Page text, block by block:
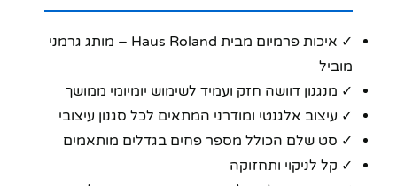
✓ איכות פרמיום מבית Haus Roland – מותג גרמני
מוביל
✓ מנגנון דוושה חזק ועמיד לשימוש יומיומי ממושך
✓ עיצוב אלגנטי ומודרני המתאים לכל סגנון עיצובי
✓ סט שלם הכולל מספר פחים בגדלים מותאמים
✓ קל לניקוי ותחזוקה